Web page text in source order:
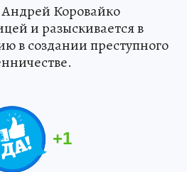
Коровайко
и разыскивается в
в создании преступного
+1